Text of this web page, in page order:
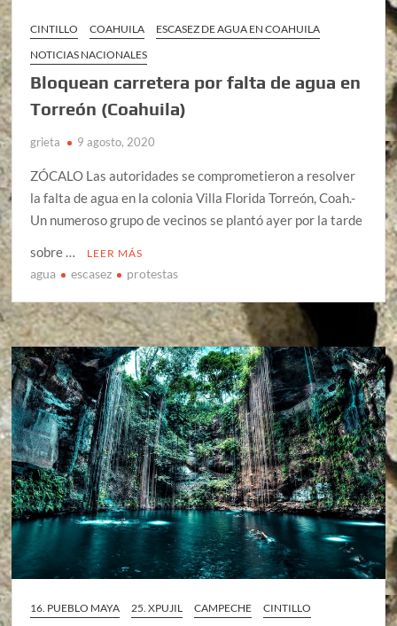
CINTILLO COAHUILA
ESCASEZ DE AGUA EN COAHUILA
NOTICIAS NACIONALES
Bloquean carretera por falta de agua en
Torreón (Coahuila)
grieta 9 agosto, 2020
ZÓCALO Las autoridades se comprometieron a resolver
la falta de agua en la colonia Villa Florida Torreón, Coah.-
Un numeroso grupo de vecinos se plantó ayer por la tarde
sobre …
LEER MÁS
agua escasez protestas
16. PUEBLO MAYA 25. XPUJIL CAMPECHE
CINTILLO